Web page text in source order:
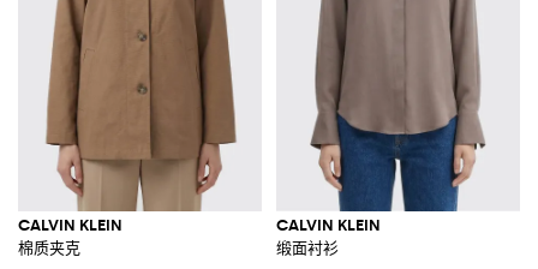
CALVIN KLEIN
棉质夹克
CALVIN KLEIN
缎面衬衫